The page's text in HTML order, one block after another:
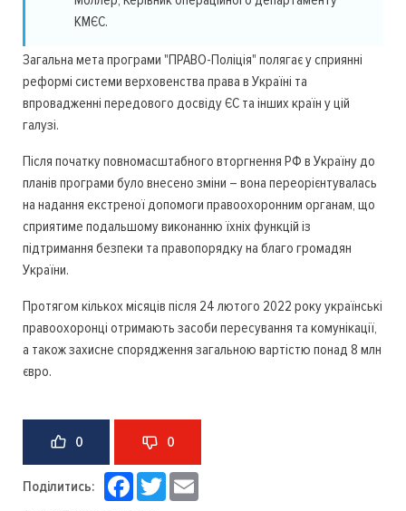
КМЄС.
Загальна мета програми "ПРАВО-Поліція" полягає у сприянні
реформі системи верховенства права в Україні та
впровадженні передового досвіду ЄС та інших країн у цій
галузі.
Після початку повномасштабного вторгнення РФ в Україну до
планів програми було внесено зміни – вона переорієнтувалась
на надання екстреної допомоги правоохоронним органам, що
сприятиме подальшому виконанню їхніх функцій із
підтримання безпеки та правопорядку на благо громадян
України.
Протягом кількох місяців після 24 лютого 2022 року українські
правоохоронці отримають засоби пересування та комунікації,
а також захисне спорядження загальною вартістю понад 8 млн
євро.
0 0
Поділитись: Facebook
Twitter